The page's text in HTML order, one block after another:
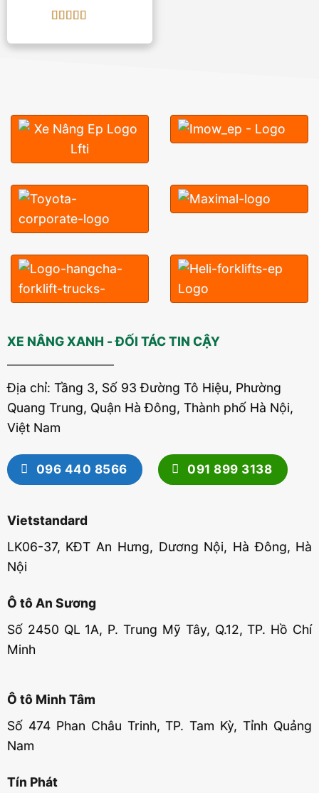
hạng45
XE NÂNG XANH - ĐỐI TÁC TIN CẬY
Địa chỉ: Tầng 3, Số 93 Đường Tô Hiệu, Phường
Quang Trung, Quận Hà Đông, Thành phố Hà Nội,
Việt Nam
096 440 8566 091 899 3138
Vietstandard
LK06-37, KĐT An Hưng, Dương Nội, Hà Đông, Hà
Nội
Ô tô An Sương
Số 2450 QL 1A, P. Trung Mỹ Tây, Q.12, TP. Hồ Chí
Minh
Ô tô Minh Tâm
Số 474 Phan Châu Trinh, TP. Tam Kỳ, Tỉnh Quảng
Nam
Tín Phát